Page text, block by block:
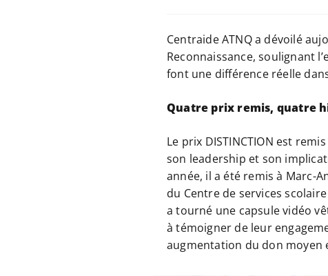
Centraide ATNQ a dévoilé
Reconnaissance, soulignant
font une différence réelle
Quatre prix remis, quatre
Le prix DISTINCTION est
son leadership et son
année, il a été remis à Marc-
du Centre de services
a tourné une capsule vidéo
à témoigner de leur
augmentation du don moyen